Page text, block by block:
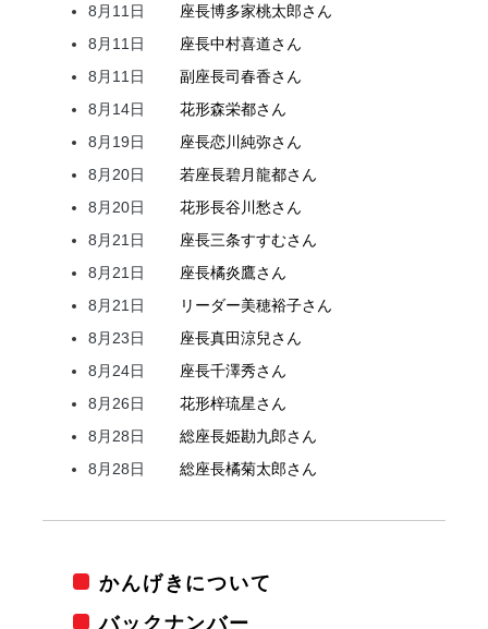
8月11日
座長博多家桃太郎さん
8月11日
座長中村喜道さん
8月11日
副座長司春香さん
8月14日
花形森栄都さん
8月19日
座長恋川純弥さん
8月20日
若座長碧月龍都さん
8月20日
花形長谷川愁さん
8月21日
座長三条すすむさん
8月21日
座長橘炎鷹さん
8月21日
リーダー美穂裕子さん
8月23日
座長真田涼兒さん
8月24日
座長千澤秀さん
8月26日
花形梓琉星さん
8月28日
総座長姫勘九郎さん
8月28日
総座長橘菊太郎さん
かんげきについて
バックナンバー